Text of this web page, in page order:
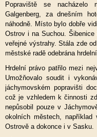
Popraviště se nacházelo
Galgenberg, za dnešním
náhodně. Místo bylo dobře
Ostrov i na Suchou.
veřejné výstrahy. Stála zde
městské radě odebrána
Hrdelní právo patřilo mezi
Umožňovalo soudit i
jáchymovském popravišti
což je vzhledem k činnosti
nepůsobil pouze v
okolních městech, například
Ostrově a dokonce i v Sasku.